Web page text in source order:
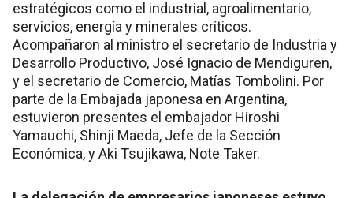
estratégicos como el industrial, agroalimentario,
servicios, energía y minerales críticos.
Acompañaron al ministro el secretario de Industria y
Desarrollo Productivo, José Ignacio de Mendiguren,
y el secretario de Comercio, Matías Tombolini. Por
parte de la Embajada japonesa en Argentina,
estuvieron presentes el embajador Hiroshi
Yamauchi, Shinji Maeda, Jefe de la Sección
Económica, y Aki Tsujikawa, Note Taker.